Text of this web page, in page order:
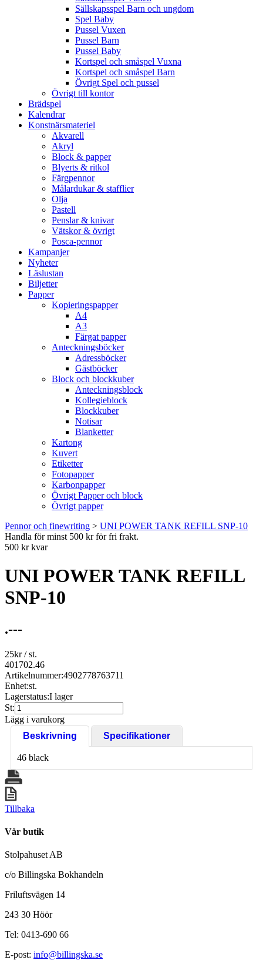
Sällskapsspel Barn och ungdom
Spel Baby
Pussel Vuxen
Pussel Barn
Pussel Baby
Kortspel och småspel Vuxna
Kortspel och småspel Barn
Övrigt Spel och pussel
Övrigt till kontor
Brädspel
Kalendrar
Konstnärsmateriel
Akvarell
Akryl
Block & papper
Blyerts & ritkol
Färgpennor
Målardukar & stafflier
Olja
Pastell
Penslar & knivar
Vätskor & övrigt
Posca-pennor
Kampanjer
Nyheter
Läslustan
Biljetter
Papper
Kopieringspapper
A4
A3
Färgat papper
Anteckningsböcker
Adressböcker
Gästböcker
Block och blockkuber
Anteckningsblock
Kollegieblock
Blockkuber
Notisar
Blanketter
Kartong
Kuvert
Etiketter
Fotopapper
Karbonpapper
Övrigt Papper och block
Övrigt papper
Pennor och finewriting > UNI POWER TANK REFILL SNP-10
Handla för minst 500 kr för fri frakt.
500 kr kvar
UNI POWER TANK REFILL
SNP-10
.---
25kr/ st.
401702.46
Artikelnummer:4902778763711
Enhet:st.
Lagerstatus:I lager
St:
Lägg i varukorg
Beskrivning
Specifikationer
46 black
Tillbaka
Vår butik
Stolpahuset AB
c/o Billingska Bokhandeln
Friluftsvägen 14
243 30 Höör
Tel: 0413-690 66
E-post: info@billingska.se